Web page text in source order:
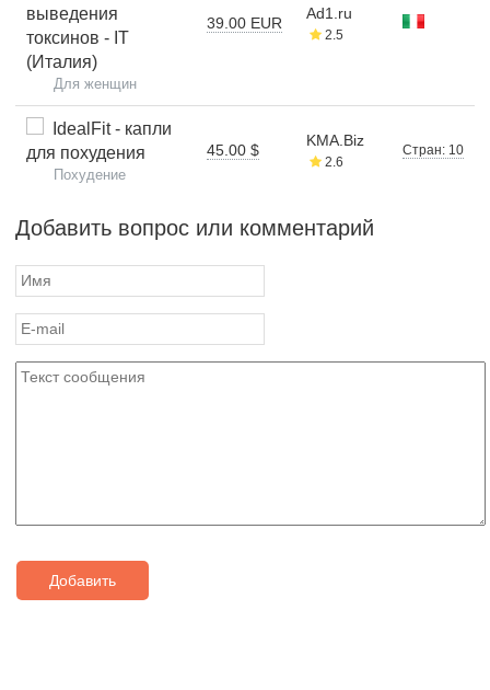
выведения
токсинов - IT
(Италия)
Для женщин
39.00 EUR
Ad1.ru
2.5
IdealFit - капли
для похудения
Похудение
45.00 $
KMA.Biz
2.6
Стран: 10
Добавить вопрос или комментарий
Добавить